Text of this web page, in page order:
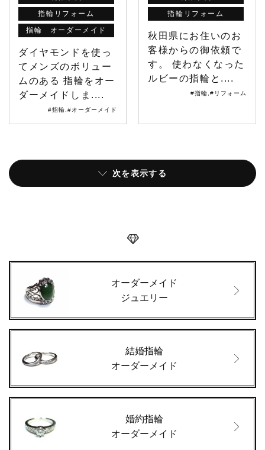
指輪リフォーム
指輪 オーダーメイド
ダイヤモンドを使っ
てメンズのボリュー
ムのある 指輪をオー
ダーメイドしま....
#指輪 #オーダーメイド
指輪リフォーム
秋田県にお住いのお
客様からの御依頼で
す。 使わなくなった
ルビーの指輪と....
#指輪 #リフォーム
次を表示する
オーダーメイド
ジュエリー
結婚指輪
オーダーメイド
婚約指輪
オーダーメイド